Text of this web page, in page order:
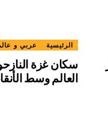
الرئيسية عربي و
سكان غزة
العالم وسط